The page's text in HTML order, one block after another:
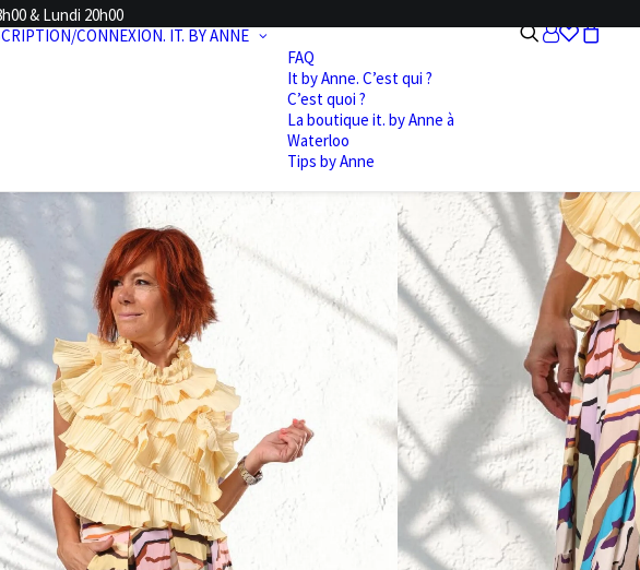
& Lundi 20h00
CONNEXION. IT. BY ANNE
FAQ
It by Anne. C’est qui ?
C’est quoi ?
La boutique it. by Anne à
Waterloo
Tips by Anne